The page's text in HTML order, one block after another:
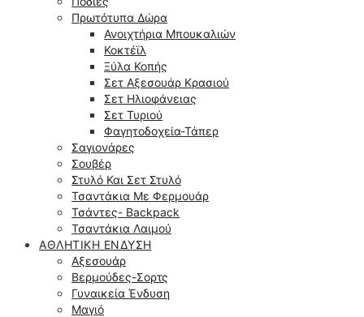
Πρωτότυπα Δώρα
Ανοιχτήρια Μπουκαλιών
Κοκτέϊλ
Ξύλα Κοπής
Σετ Αξεσουάρ Κρασιού
Σετ Ηλιοφάνειας
Σετ Τυριού
Φαγητοδοχεία-Τάπερ
Σαγιονάρες
Σουβέρ
Στυλό Και Σετ Στυλό
Τσαντάκια Με Φερμουάρ
Τσάντες- Backpack
Τσαντάκια Λαιμού
ΑΘΛΗΤΙΚΉ ΈΝΔΥΣΗ
Αξεσουάρ
Βερμούδες-Σορτς
Γυναικεία Ένδυση
Μαγιό